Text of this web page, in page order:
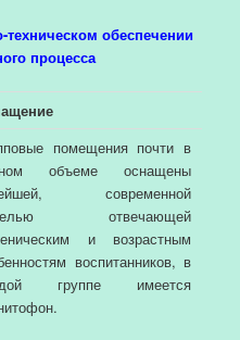
обеспечении
процесса
помещения почти в
объеме оснащены
современной
отвечающей
и возрастным
воспитанников, в
группе имеется